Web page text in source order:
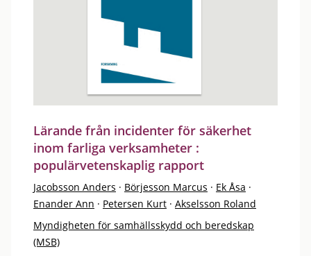
Lärande från incidenter för säkerhet
inom farliga verksamheter :
populärvetenskaplig rapport
Jacobsson Anders · Börjesson Marcus · Ek Åsa ·
Enander Ann · Petersen Kurt · Akselsson Roland
Myndigheten för samhällsskydd och beredskap
(MSB)